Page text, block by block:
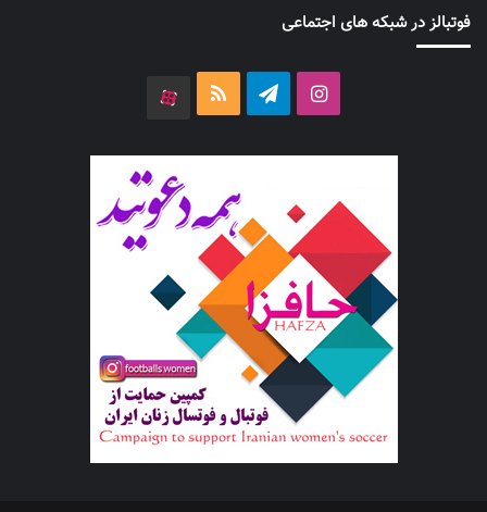
فوتبالز در شبکه های اجتماعی
اینستاگرامتلگرام خوراک